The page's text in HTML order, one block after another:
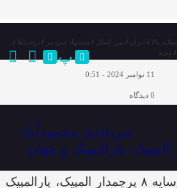
اسلاید بالا /
/ بین الملل / پیشنهاد سردبیر / روستاها
/
/ ویژه پ
11 نوامبر 2024 - 0:51
0 دیدگاه
سربلندی محمودآباد